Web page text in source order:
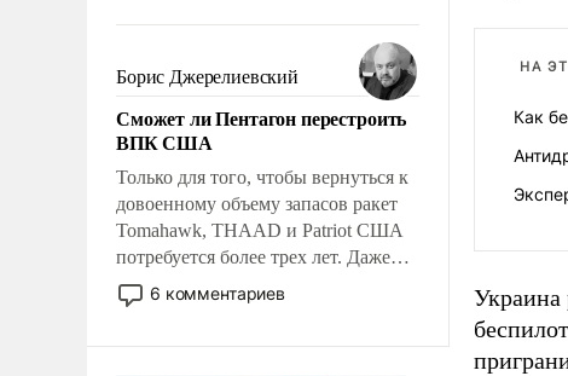
реализация радикально поднимет
наши боевые возможности.
Борис Джерелиевский
Сможет ли Пентагон перестроить
ВПК США
Только для того, чтобы вернуться к
довоенному объему запасов ракет
Tomahawk, THAAD и Patriot США
потребуется более трех лет. Даже
небольшая война с Ираном
опустошила американские
6 комментариев
НА
Как
Украина